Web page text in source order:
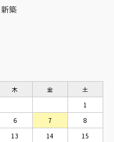
新築
木 金
土
1
6 7
8
13 14 15